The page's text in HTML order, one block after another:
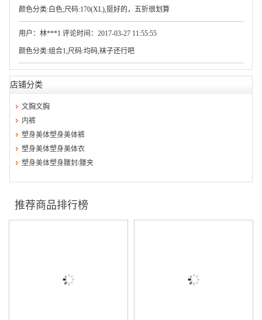
颜色分类:白色;尺码:170(XL),挺好的，五折很划算
用户：林***1 评论时间：2017-03-27 11:55:55
颜色分类:组合1;尺码:均码,袜子还行吧
店铺分类
文胸文胸
内裤
塑身美体塑身美体裤
塑身美体塑身美体衣
塑身美体塑身腰封/腰夹
推荐商品排行榜